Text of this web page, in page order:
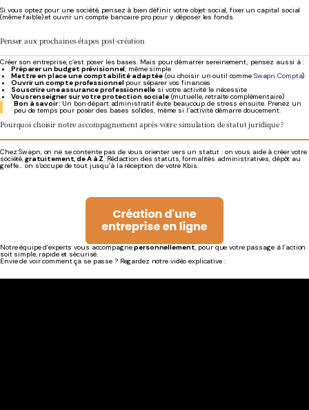
Si vous optez pour une société, pensez à bien définir votre objet social, fixer un capital social
(même faible) et ouvrir un compte bancaire pro pour y déposer les fonds.
Penser aux prochaines étapes post-création
Créer son entreprise, c’est poser les bases. Mais pour démarrer sereinement, pensez aussi à :
Préparer un budget prévisionnel, même simple
Mettre en place une comptabilité adaptée (ou choisir un outil comme Swapn Compta)
Ouvrir un compte professionnelpour séparer vos finances
Souscrire une assurance professionnelle si votre activité le nécessite
Vous renseigner sur votre protection sociale(mutuelle, retraite complémentaire)
Bon à savoir : Un bon départ administratif évite beaucoup de stress ensuite. Prenez un
peu de temps pour poser des bases solides, même si l’activité démarre doucement.
Pourquoi choisir notre accompagnement après votre simulation de statut juridique ?
Chez Swapn, on ne se contente pas de vous orienter vers un statut : on vous aide à créer votre
société,gratuitement, de A à Z. Rédaction des statuts, formalités administratives, dépôt au
greffe… on s’occupe de tout jusqu’à la réception de votre Kbis.
Notre équipe d’experts vous accompagnepersonnellement, pour que votre passage à l’action
soit simple, rapide et sécurisé.
Envie de voir comment ça se passe ? Regardez notre vidéo explicative :